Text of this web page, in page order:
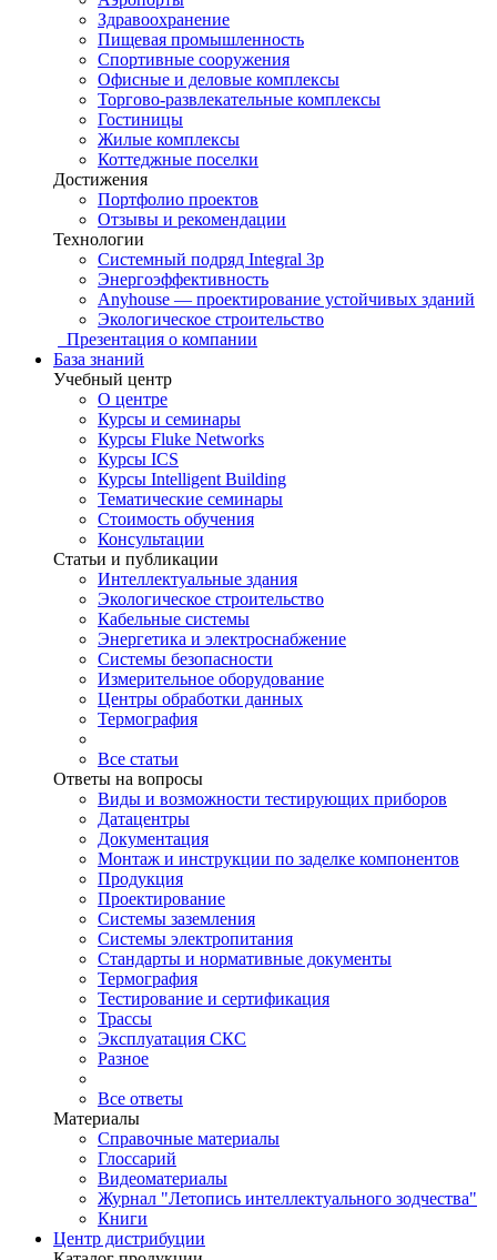
Здравоохранение
Пищевая промышленность
Спортивные сооружения
Офисные и деловые комплексы
Торгово-развлекательные комплексы
Гостиницы
Жилые комплексы
Коттеджные поселки
Достижения
Портфолио проектов
Отзывы и рекомендации
Технологии
Системный подряд Integral 3p
Энергоэффективность
Anyhouse — проектирование устойчивых зданий
Экологическое строительство
Презентация о компании
База знаний
Учебный центр
О центре
Курсы и семинары
Курсы Fluke Networks
Курсы ICS
Курсы Intelligent Building
Тематические семинары
Стоимость обучения
Консультации
Статьи и публикации
Интеллектуальные здания
Экологическое строительство
Кабельные системы
Энергетика и электроснабжение
Системы безопасности
Измерительное оборудование
Центры обработки данных
Термография
Все статьи
Ответы на вопросы
Виды и возможности тестирующих приборов
Датацентры
Документация
Монтаж и инструкции по заделке компонентов
Продукция
Проектирование
Системы заземления
Системы электропитания
Стандарты и нормативные документы
Термография
Тестирование и сертификация
Трассы
Эксплуатация СКС
Разное
Все ответы
Материалы
Справочные материалы
Глоссарий
Видеоматериалы
Журнал "Летопись интеллектуального зодчества"
Книги
Центр дистрибуции